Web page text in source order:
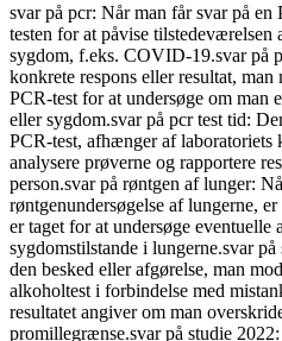
svar på pcr: Når man får svar på en
testen for at påvise tilstedeværelsen
sygdom, f.eks. COVID-19.svar på
konkrete respons eller resultat, man
PCR-test for at undersøge om man
eller sygdom.svar på pcr test tid:
PCR-test, afhænger af laboratoriets
analysere prøverne og rapportere
person.svar på røntgen af lunger:
røntgenundersøgelse af lungerne,
er taget for at undersøge eventuelle
sygdomstilstande i lungerne.svar
den besked eller afgørelse, man
alkoholtest i forbindelse med
resultatet angiver om man
promillegrænse.svar på studie